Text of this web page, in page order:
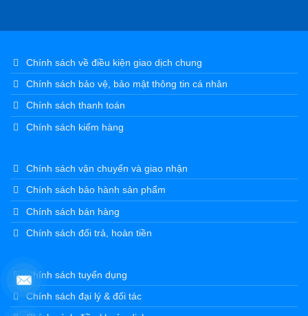
Chính sách về điều kiện giao dịch chung
Chính sách bảo vệ, bảo mật thông tin cá nhân
Chính sách thanh toán
Chính sách kiểm hàng
Chính sách vận chuyển và giao nhận
Chính sách bảo hành sản phẩm
Chính sách bán hàng
Chính sách đổi trả, hoàn tiền
Chính sách tuyển dụng
Chính sách đại lý & đối tác